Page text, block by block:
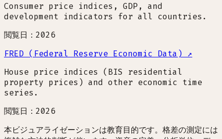
Consumer price indices, GDP, and
development indicators for all countries.
閲覧日：2026
FRED (Federal Reserve Economic Data) ↗
House price indices (BIS residential
property prices) and other economic time
series.
閲覧日：2026
本ビジュアライゼーションは教育目的です。格差の測定には